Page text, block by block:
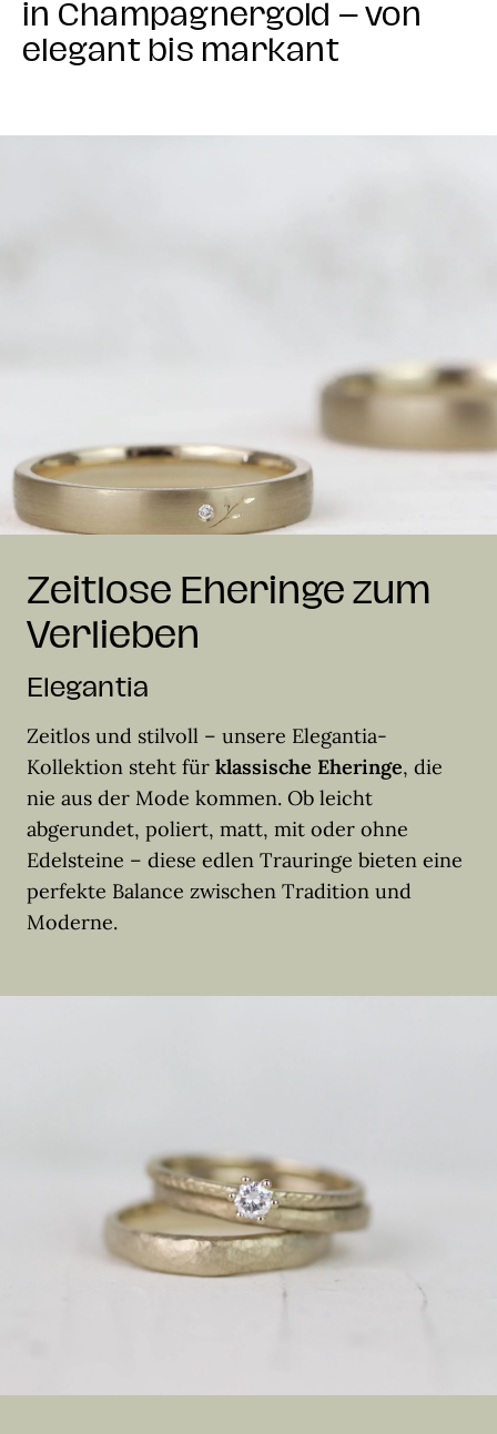
in Champagnergold – von
elegant bis markant
Zeitlose Eheringe zum
Verlieben
Elegantia
Zeitlos und stilvoll – unsere Elegantia-
Kollektion steht für klassische Eheringe, die
nie aus der Mode kommen. Ob leicht
abgerundet, poliert, matt, mit oder ohne
Edelsteine – diese edlen Trauringe bieten eine
perfekte Balance zwischen Tradition und
Moderne.